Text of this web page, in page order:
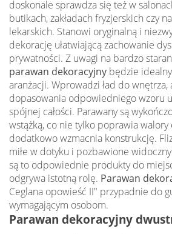
doskonale sprawdza się też w
butikach, zakładach fryzjerskich czy
lekarskich. Stanowi oryginalną i
dekorację ułatwiającą zachowanie
prywatności. Z uwagi na bardzo
parawan dekoracyjny będzie
aranżacji. Wprowadzi ład do wnętrza,
dopasowania odpowiedniego wzoru
spójnej całości. Parawany są
wstążką, co nie tylko poprawia walory
dodatkowo wzmacnia konstrukcję.
miłe w dotyku i pozbawione
są to odpowiednie produkty do
odgrywa istotną rolę. Parawan
Ceglana opowieść II" przypadnie do
wymagającym osobom.
Parawan dekoracyjny